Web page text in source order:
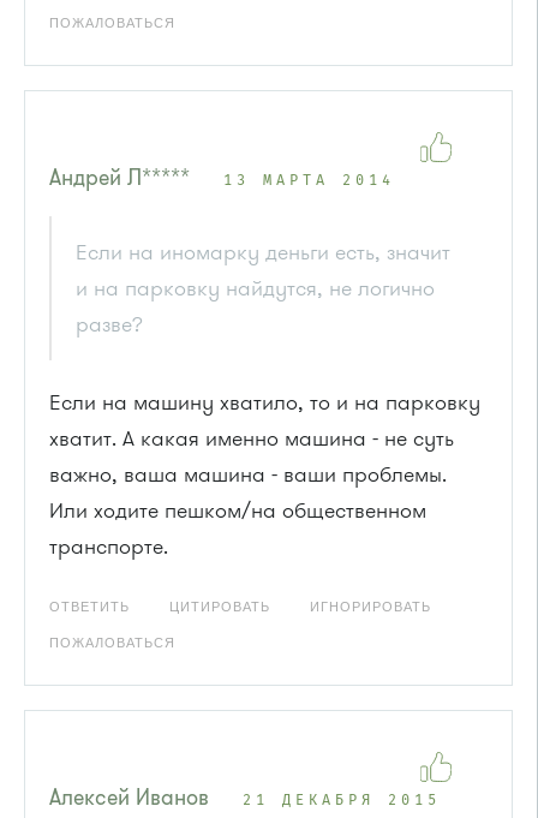
ПОЖАЛОВАТЬСЯ
Андрей Л***** 13 МАРТА 2014
Если на иномарку деньги есть, значит
и на парковку найдутся, не логично
разве?
Если на машину хватило, то и на парковку
хватит. А какая именно машина - не суть
важно, ваша машина - ваши проблемы.
Или ходите пешком/на общественном
транспорте.
ОТВЕТИТЬ ЦИТИРОВАТЬ ИГНОРИРОВАТЬ
ПОЖАЛОВАТЬСЯ
Алексей Иванов 21 ДЕКАБРЯ 2015